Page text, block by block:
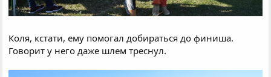
Коля, кстати, ему помогал добираться до финиша.
Говорит у него даже шлем треснул.